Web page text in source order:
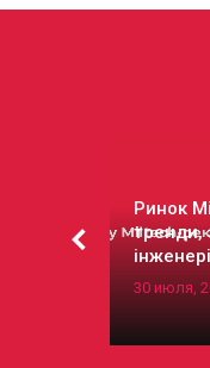
Ринок
тренди,
30 июля,